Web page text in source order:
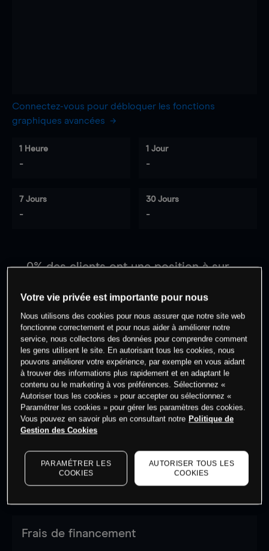
Connectez-vous pour débloquer les fonctions
graphiques avancées
1 Heure
-
1 Jour
-
7 Jours
-
30 Jours
-
0% des clients ont une position àsur
Commencez à trader
Les prix sont indicatifs.Connectez-vouspour voir les
dernières données du marché.
Log in
to see latest
Frais de financement
Votre vie privée est importante pour nous
Nous utilisons des cookies pour nous assurer que notre site web
fonctionne correctement et pour nous aider à améliorer notre
service, nous collectons des données pour comprendre comment
les gens utilisent le site. En autorisant tous les cookies, nous
pouvons améliorer votre expérience, par exemple en vous aidant
à trouver des informations plus rapidement et en adaptant le
contenu ou le marketing à vos préférences. Sélectionnez «
Autoriser tous les cookies » pour accepter ou sélectionnez «
Paramétrer les cookies » pour gérer les paramètres des cookies.
Vous pouvez en savoir plus en consultant notre Politique de
Gestion des Cookies
PARAMÉTRER LES
COOKIES
AUTORISER TOUS LES
COOKIES